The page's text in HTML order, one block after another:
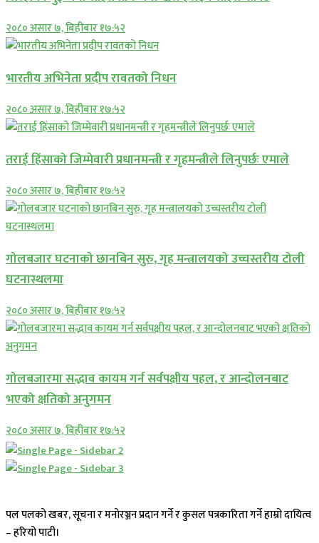
२०८० असार ७, बिहीबार १७:५२
भारतीय अभिनेता प्रदीप रावतको निधन
२०८० असार ७, बिहीबार १७:५२
तराई हिंसाको जिम्मेवारी प्रधानमन्त्री र गृहमन्त्रीले लिनुपर्छः एमाले
२०८० असार ७, बिहीबार १७:५२
गोलबजार घटनाको छानबिन सुरु, गृह मन्त्रालयको उच्चस्तरीय टोली
घटनास्थलमा
२०८० असार ७, बिहीबार १७:५२
गोलबजारमा सद्भाव कायम गर्न सर्वपक्षीय पहल, र आन्दोलनबाट
भएको क्षतिको अनुगमन
२०८० असार ७, बिहीबार १७:५२
पल पलको खबर, सूचना र मनोरञ्जन प्रदान गर्ने र कुसल पत्रकारिता गर्ने हाम्रो दायित्व
– हरियो पाटी।